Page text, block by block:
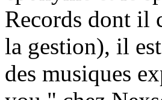
Records dont il
la gestion), il
des musiques